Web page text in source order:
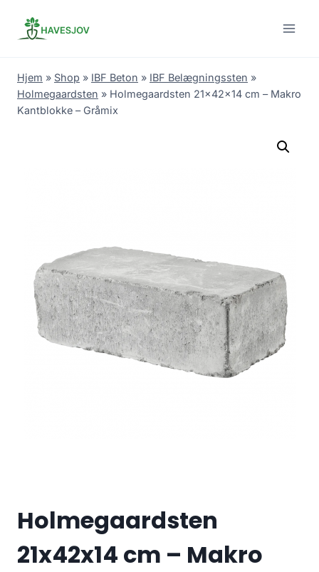
Hjem » Shop » IBF Beton » IBF Belægningssten »
Holmegaardsten » Holmegaardsten 21x42x14 cm – Makro
Kantblokke – Gråmix
Holmegaardsten
21x42x14 cm – Makro